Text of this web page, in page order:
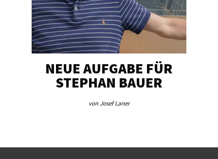
NEUE AUFGABE FÜR
STEPHAN BAUER
von Josef Laner